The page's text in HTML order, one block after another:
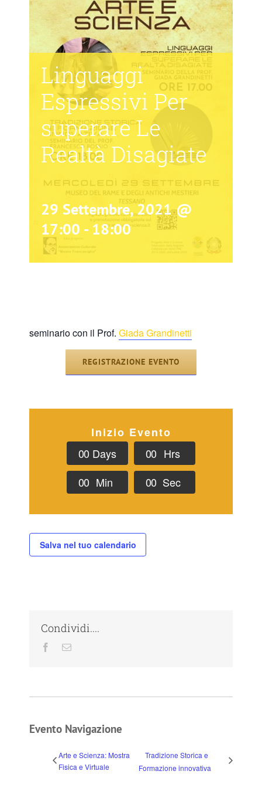
Linguaggi
Espressivi Per
superare Le
Realtà Disagiate
29 Settembre, 2021 @
17:00 - 18:00
seminario con il Prof. Giada Grandinetti
REGISTRAZIONE EVENTO
Inizio Evento
00 Days 00 Hrs
00 Min 00 Sec
Salva nel tuo calendario
Condividi....
Facebook
Email
Evento Navigazione
Arte e Scienza: Mostra
Fisica e Virtuale
Tradizione Storica e
Formazione innovativa